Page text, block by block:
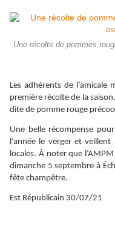
Une récolte de pommes
Les adhérents de l’amicale
première récolte de la
dite de pomme rouge
Une belle récompense
l’année le verger et
locales. À noter que
dimanche 5 septembre à
fête champêtre.
Est Républicain 30/07/21